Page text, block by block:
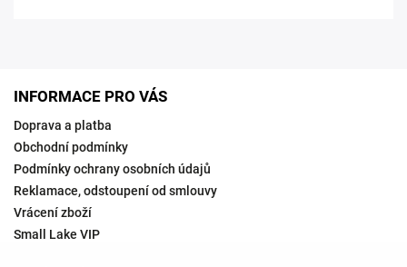
INFORMACE PRO VÁS
Doprava a platba
Obchodní podmínky
Podmínky ochrany osobních údajů
Reklamace, odstoupení od smlouvy
Vrácení zboží
Small Lake VIP